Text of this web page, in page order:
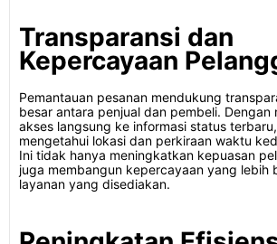
Transparansi dan
Kepercayaan
Pemantauan pesanan mendukung
besar antara penjual dan pembeli. Dengan
akses langsung ke informasi status
mengetahui lokasi dan perkiraan waktu
Ini tidak hanya meningkatkan kepuasan
juga membangun kepercayaan yang lebih
layanan yang disediakan.